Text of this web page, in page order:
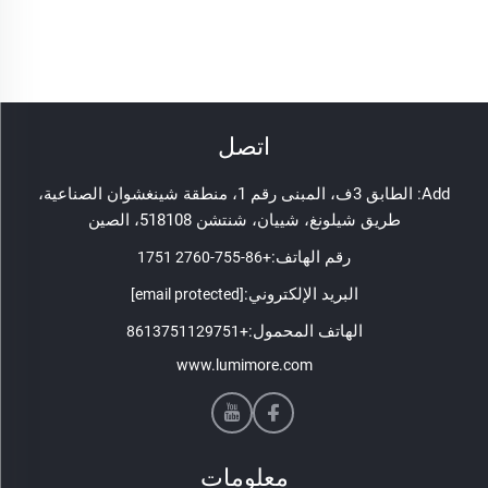
اتصل
Add: الطابق 3ف، المبنى رقم 1، منطقة شينغشوان الصناعية،
طريق شيلونغ، شييان، شنتشن 518108، الصين
رقم الهاتف:+86-755-2760 1751
البريد الإلكتروني:[email protected]
الهاتف المحمول:+8613751129751
www.lumimore.com
معلومات